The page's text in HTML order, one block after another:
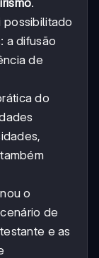
possibilitado
a difusão
de
do
o
de
e as